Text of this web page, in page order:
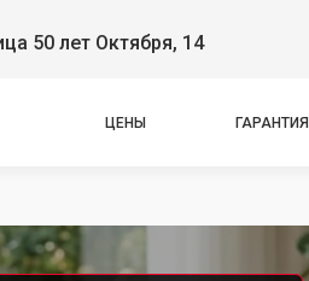
50 лет Октября, 14
ЦЕНЫ ГАРАНТИЯ